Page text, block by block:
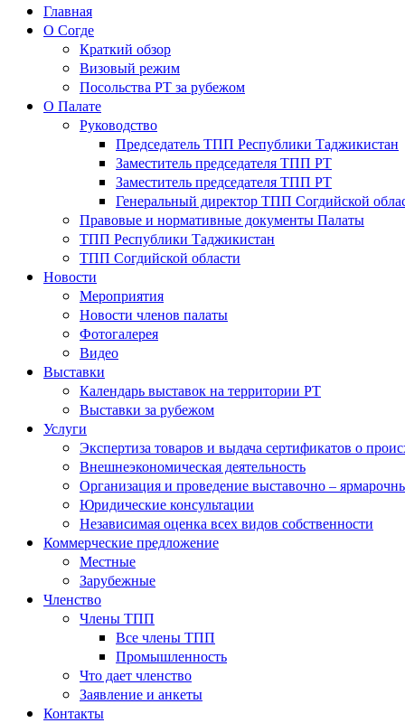
Главная
О Согде
Краткий обзор
Визовый режим
Посольства РТ за рубежом
О Палате
Руководство
Председатель ТПП Республики Таджикистан
Заместитель председателя ТПП РТ
Заместитель председателя ТПП РТ
Генеральный директор ТПП Согдийской
Правовые и нормативные документы Палаты
ТПП Республики Таджикистан
ТПП Согдийской области
Новости
Мероприятия
Новости членов палаты
Фотогалерея
Видео
Выставки
Календарь выставок на территории РТ
Выставки за рубежом
Услуги
Экспертиза товаров и выдача сертификатов о
Внешнеэкономическая деятельность
Организация и проведение выставочно –
Юридические консультации
Независимая оценка всех видов собственности
Коммерческие предложение
Местные
Зарубежные
Членство
Члены ТПП
Все члены ТПП
Промышленность
Что дает членство
Заявление и анкеты
Контакты